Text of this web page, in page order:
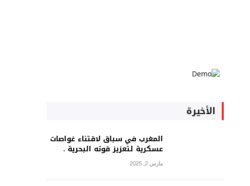
الأخيرة
المغرب في سباق لاقتناء غواصات
عسكرية لتعزيز قوته البحرية .
مارس 2, 2025